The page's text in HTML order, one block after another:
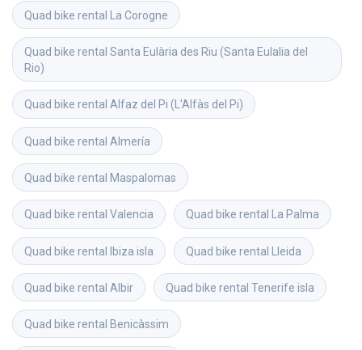
Quad bike rental La Corogne
Quad bike rental Santa Eulària des Riu (Santa Eulalia del
Rio)
Quad bike rental Alfaz del Pi (L'Alfàs del Pi)
Quad bike rental Almería
Quad bike rental Maspalomas
Quad bike rental Valencia Quad bike rental La Palma
Quad bike rental Ibiza isla Quad bike rental Lleida
Quad bike rental Albir Quad bike rental Tenerife isla
Quad bike rental Benicàssim